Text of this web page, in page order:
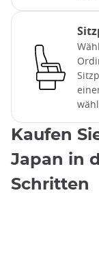
Kaufen
Japan in
Schritten